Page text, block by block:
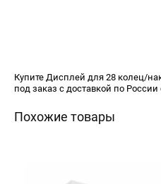
Купите Дисплей для 28 колец/
под заказ с доставкой по
Похожие товары